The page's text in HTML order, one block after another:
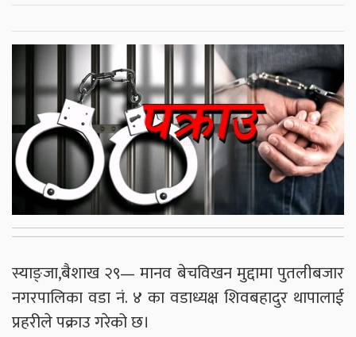
स्याङ्जा,बैशाख २९— मानव बेचविखन मुद्दामा पुतलीबजार
नगरपालिका वडा नं. ४ का वडाध्यक्ष शिवबहादुर थापालाई
प्रहरीले पक्राउ गरेको छ।